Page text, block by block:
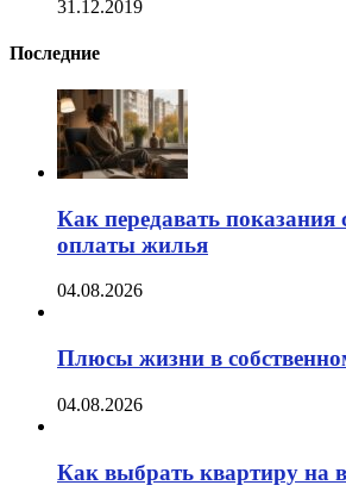
31.12.2019
Последние
Как передавать показания
оплаты жилья
04.08.2026
Плюсы жизни в
04.08.2026
Как выбрать квартиру на